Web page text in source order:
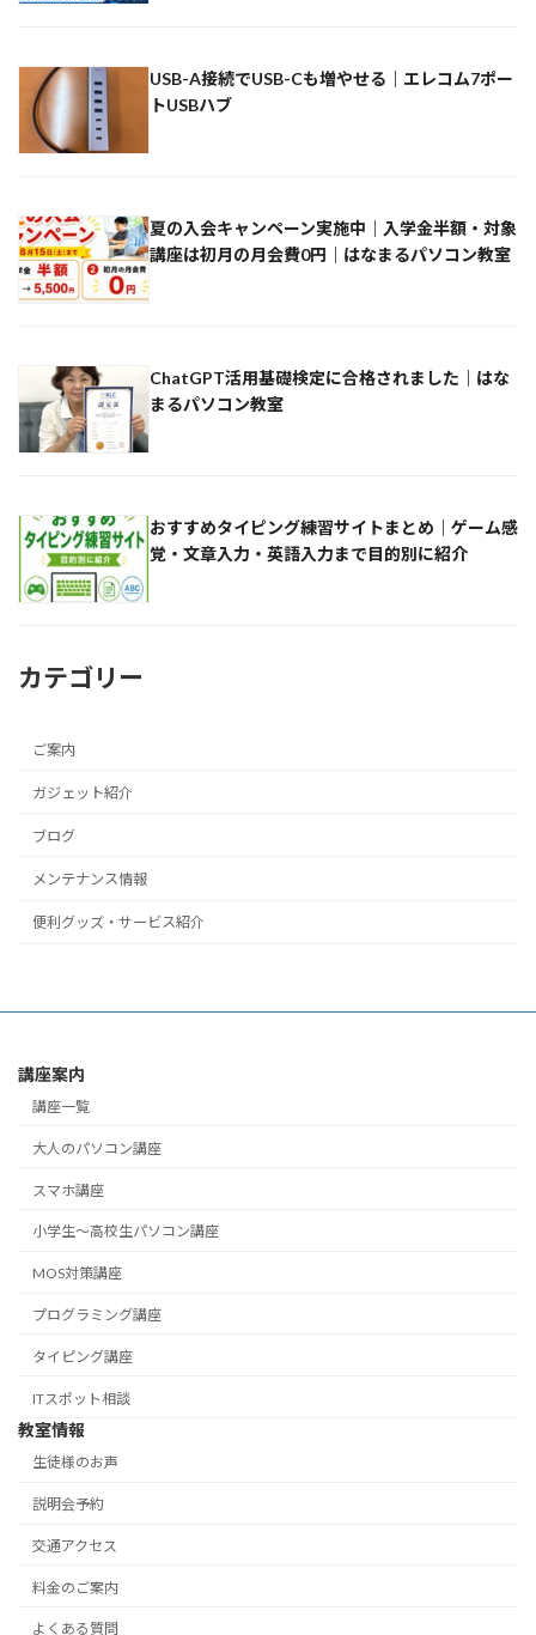
USB-A接続でUSB-Cも増やせる｜エレコム7ポー
トUSBハブ
夏の入会キャンペーン実施中｜入学金半額・対象
講座は初月の月会費0円｜はなまるパソコン教室
ChatGPT活用基礎検定に合格されました｜はな
まるパソコン教室
おすすめタイピング練習サイトまとめ｜ゲーム感
覚・文章入力・英語入力まで目的別に紹介
カテゴリー
ご案内
ガジェット紹介
ブログ
メンテナンス情報
便利グッズ・サービス紹介
講座案内
講座一覧
大人のパソコン講座
スマホ講座
小学生～高校生パソコン講座
MOS対策講座
プログラミング講座
タイピング講座
ITスポット相談
教室情報
生徒様のお声
説明会予約
交通アクセス
料金のご案内
よくある質問